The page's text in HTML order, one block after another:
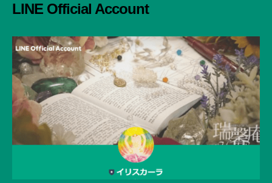
LINE Official Account